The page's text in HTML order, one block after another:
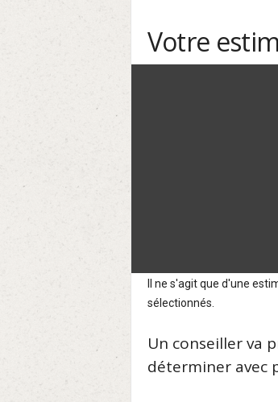
Votre
Il ne s'agit que d'une
sélectionnés.
Un conseiller va
déterminer avec